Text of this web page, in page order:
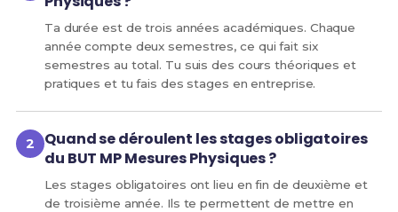
Ta durée est de trois années académiques. Chaque
année compte deux semestres, ce qui fait six
semestres au total. Tu suis des cours théoriques et
pratiques et tu fais des stages en entreprise.
Quand se déroulent les stages obligatoires
du BUT MP Mesures Physiques ?
Les stages obligatoires ont lieu en fin de deuxième et
de troisième année. Ils te permettent de mettre en